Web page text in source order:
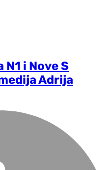
i Nove S
Adrija